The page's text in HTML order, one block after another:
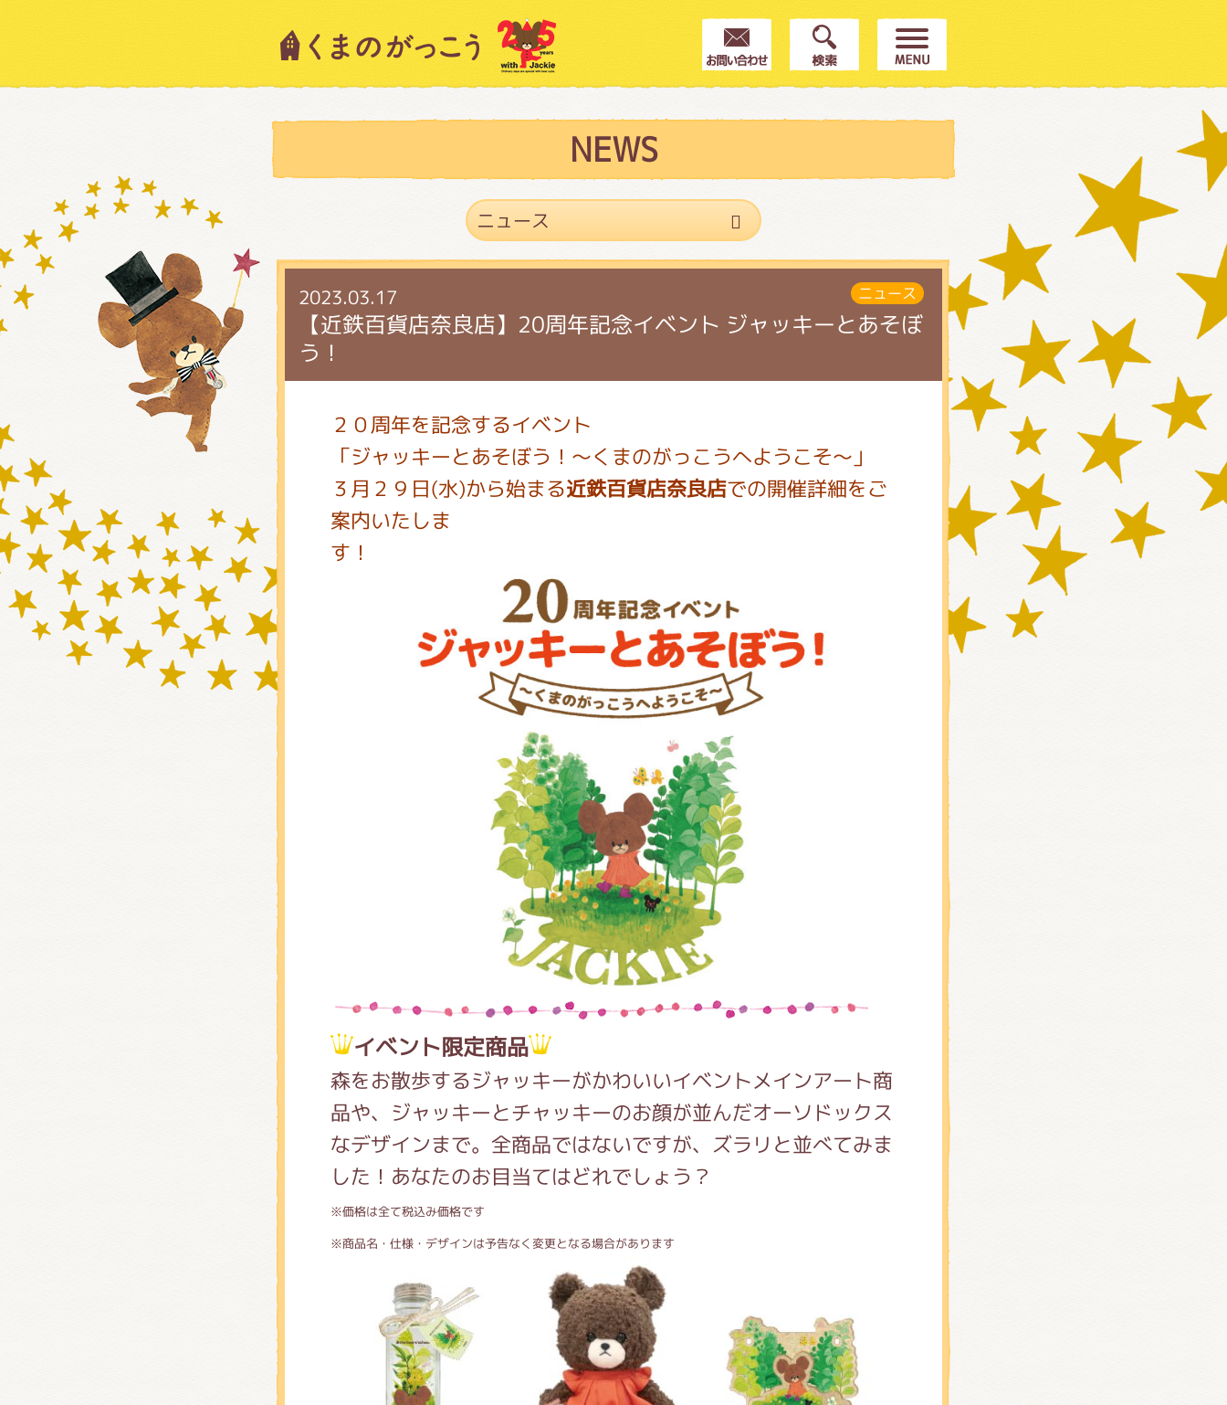
NEWS
2023.03.17 ニュース
【近鉄百貨店奈良店】20周年記念イベント ジャッキーとあそぼ
う！
２０周年を記念するイベント
「ジャッキーとあそぼう！～くまのがっこうへようこそ～」
３月２９日(水)から始まる近鉄百貨店奈良店での開催詳細をご
案内いたしま
す！
イベント限定商品
森をお散歩するジャッキーがかわいいイベントメインアート商
品や、ジャッキーとチャッキーのお顔が並んだオーソドックス
なデザインまで。全商品ではないですが、ズラリと並べてみま
した！あなたのお目当てはどれでしょう？
※価格は全て税込み価格です
※商品名・仕様・デザインは予告なく変更となる場合があります
キャラクター紹介
スタッフブログ
絵本・作家紹介
グッズインフォメーション
ミュージカル・コンサート
おたのしみコンテンツ(クイズ・AR・診断・占い)
チア ジャッキーズ！
くまのがっこう しょくいんしつ
くまのがっこう 家庭科部